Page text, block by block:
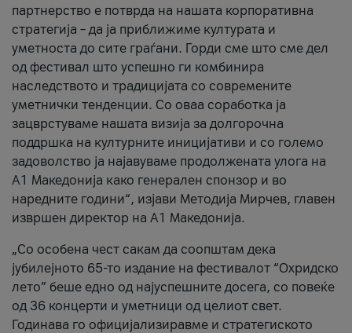
партнерство е потврда на нашата корпоративна
стратегија – да ја приближиме културата и
уметноста до сите граѓани. Горди сме што сме дел
од фестивал што успешно ги комбинира
наследството и традицијата со современите
уметнички тенденции. Со оваа соработка ја
зацврстуваме нашата визија за долгорочна
поддршка на културните иницијативи и со големо
задоволство ја најавуваме продолжената улога на
A1 Македонија како генерален спонзор и во
наредните години“, изјави Методија Мирчев, главен
извршен директор на A1 Македонија.
„Со особена чест сакам да соопштам дека
јубилејното 65-то издание на фестивалот “Охридско
лето” беше едно од најуспешните досега, со повеќе
од 36 концерти и уметници од целиот свет.
Годинава го официјализиравме и стратегиското